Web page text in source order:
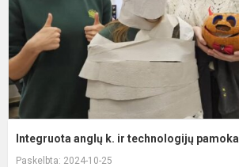
Integruota anglų k. ir technologijų pamoka
Paskelbta: 2024-10-25